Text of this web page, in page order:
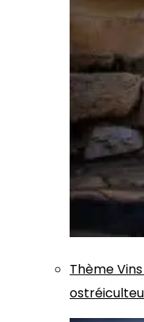
Thème